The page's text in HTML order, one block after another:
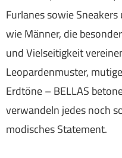
Furlanes sowie
wie Männer, die
und Vielseitigkeit
Leopardenmuster,
Erdtöne – BELLAS
verwandeln jedes noch
modisches Statement.